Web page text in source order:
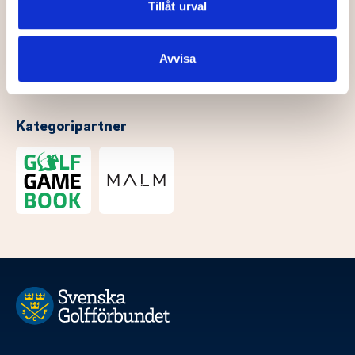
Dessa kan i sin tur kombinera informationen med annan
information som du har tillhandahållit eller som de har
Tillåt urval
Avvisa
Kategoripartner